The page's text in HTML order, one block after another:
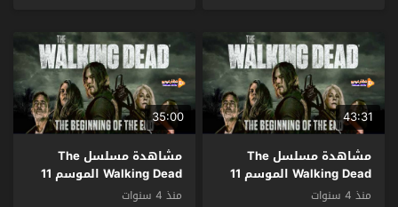
43:31
مشاهدة مسلسل The
Walking Dead الموسم 11
الحلقة 13 مترجم
منذ 4 سنوات
35:00
مشاهدة مسلسل The
Walking Dead الموسم 11
الحلقة 12 مترجم
منذ 4 سنوات